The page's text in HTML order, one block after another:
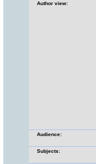
Author view:
Audience:
Subjects: